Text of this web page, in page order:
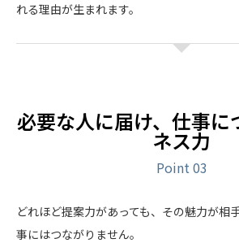
れる理由が生まれます。
必要な人に届け、仕事に
ネス力
Point 03
どれほど提案力があっても、その魅力が相
事にはつながりません。